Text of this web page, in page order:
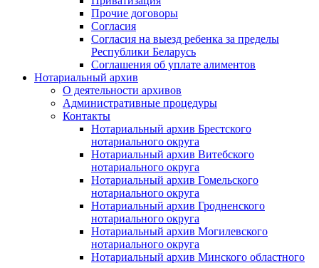
Прочие договоры
Согласия
Согласия на выезд ребенка за пределы
Республики Беларусь
Соглашения об уплате алиментов
Нотариальный архив
О деятельности архивов
Административные процедуры
Контакты
Нотариальный архив Брестского
нотариального округа
Нотариальный архив Витебского
нотариального округа
Нотариальный архив Гомельского
нотариального округа
Нотариальный архив Гродненского
нотариального округа
Нотариальный архив Могилевского
нотариального округа
Нотариальный архив Минского областного